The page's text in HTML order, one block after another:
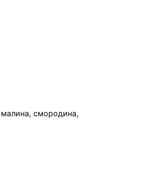
малина, смородина,